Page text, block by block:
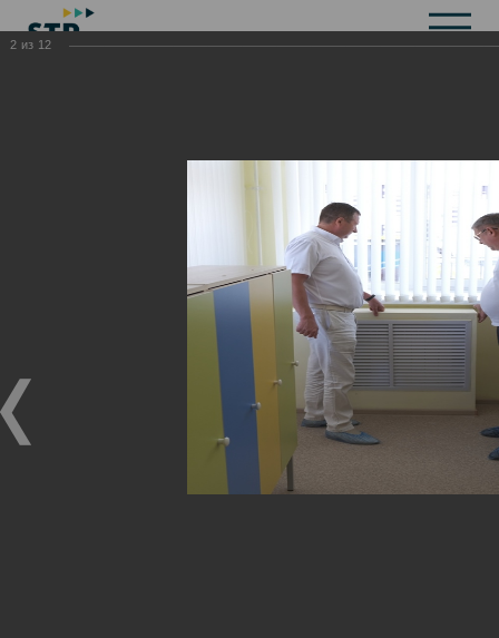
Карта города
Территориальные органы и представительства
Актуальная информация Открытые данные
Строительство
Жилищно-коммунальное хозяйство
Инвестиционная привлекательность
2 из 12